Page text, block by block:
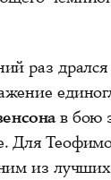
раз
в бою
Для
из